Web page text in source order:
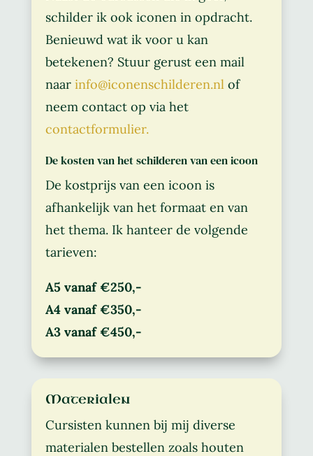
schilder ik ook iconen in opdracht.
Benieuwd wat ik voor u kan
betekenen? Stuur gerust een mail
naar info@iconenschilderen.nlof
neem contact op via het
contactformulier.
De kosten van het schilderen van een icoon
De kostprijs van een icoon is
afhankelijk van het formaat en van
het thema. Ik hanteer de volgende
tarieven:
A5 vanaf €250,-
A4 vanaf €350,-
A3 vanaf €450,-
Materialen
Cursisten kunnen bij mij diverse
materialen bestellen zoals houten